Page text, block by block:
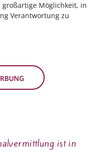
Möglichkeit, in
Verantwortung zu
ist in